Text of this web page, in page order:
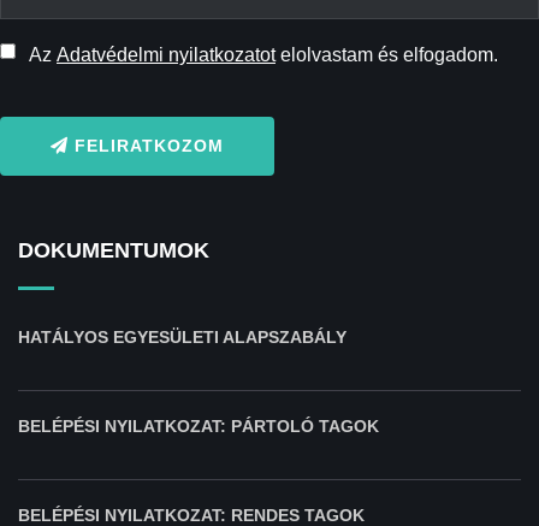
Az Adatvédelmi nyilatkozatotelolvastam és elfogadom.
FELIRATKOZOM
DOKUMENTUMOK
HATÁLYOS EGYESÜLETI ALAPSZABÁLY
BELÉPÉSI NYILATKOZAT: PÁRTOLÓ TAGOK
BELÉPÉSI NYILATKOZAT: RENDES TAGOK